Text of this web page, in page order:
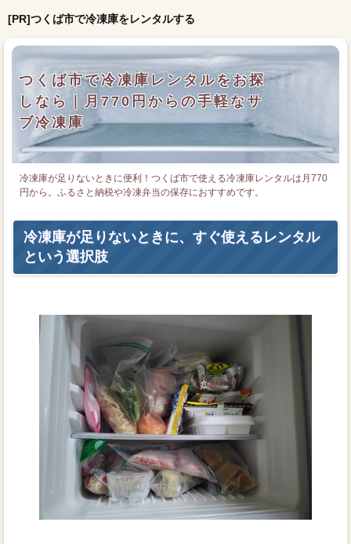
[PR]つくば市で冷凍庫をレンタルする
つくば市で冷凍庫レンタルをお探
しなら｜月770円からの手軽なサ
ブ冷凍庫
冷凍庫が足りないときに便利！つくば市で使える冷凍庫レンタルは月770
円から。ふるさと納税や冷凍弁当の保存におすすめです。
冷凍庫が足りないときに、すぐ使えるレンタル
という選択肢